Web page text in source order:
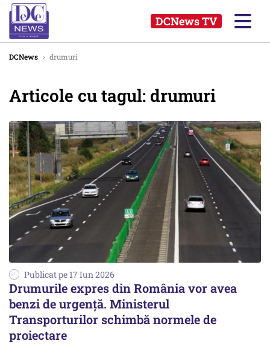
DCNews TV
DCNews › drumuri
Articole cu tagul: drumuri
Publicat pe 17 Iun 2026
Drumurile expres din România vor avea
benzi de urgență. Ministerul
Transporturilor schimbă normele de
proiectare